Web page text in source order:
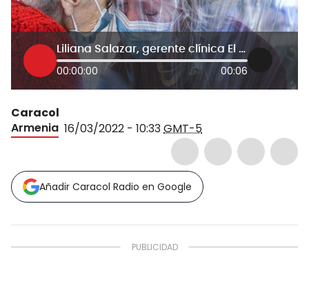
Liliana Salazar, gerente clínica El Prado, Armenia
00:00:00 00:06
Caracol
Armenia 16/03/2022 - 10:33GMT-5
Añadir Caracol Radio en Google